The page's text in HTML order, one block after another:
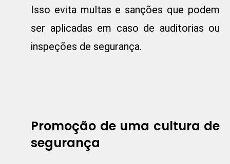
Isso evita multas e sanções que podem
ser aplicadas em caso de auditorias ou
inspeções de segurança.
Promoção de uma cultura de
segurança